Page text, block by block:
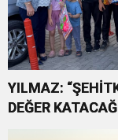
YILMAZ:
DEĞER